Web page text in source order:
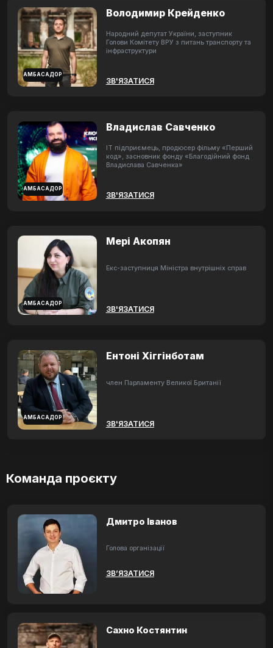
АМБАСАДОР
Володимир Крейденко
Народний депутат України, заступник
Голови Комітету ВРУ з питань транспорту та
інфраструктури
ЗВ'ЯЗАТИСЯ
АМБАСАДОР
Владислав Савченко
ІТ підприємець, продюсер фільму «Перший
код», засновник фонду «Благодійний фонд
Владислава Савченка»
ЗВ'ЯЗАТИСЯ
АМБАСАДОР
Мері Акопян
Екс-заступниця Міністра внутрішніх справ
ЗВ'ЯЗАТИСЯ
АМБАСАДОР
Ентоні Хіггінботам
член Парламенту Великої Британії
ЗВ'ЯЗАТИСЯ
Команда проєкту
Дмитро Іванов
Голова організації
ЗВ’ЯЗАТИСЯ
Сахно Костянтин